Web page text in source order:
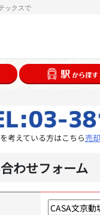
ックスで
考えている方はこちら売
わせフォーム